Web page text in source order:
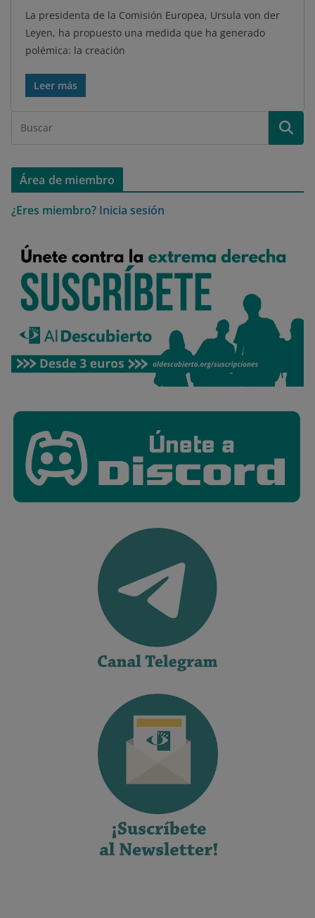
La presidenta de la Comisión Europea, Ursula von der
Leyen, ha propuesto una medida que ha generado
polémica: la creación
Leer más
Área de miembro
¿Eres miembro? Inicia sesión